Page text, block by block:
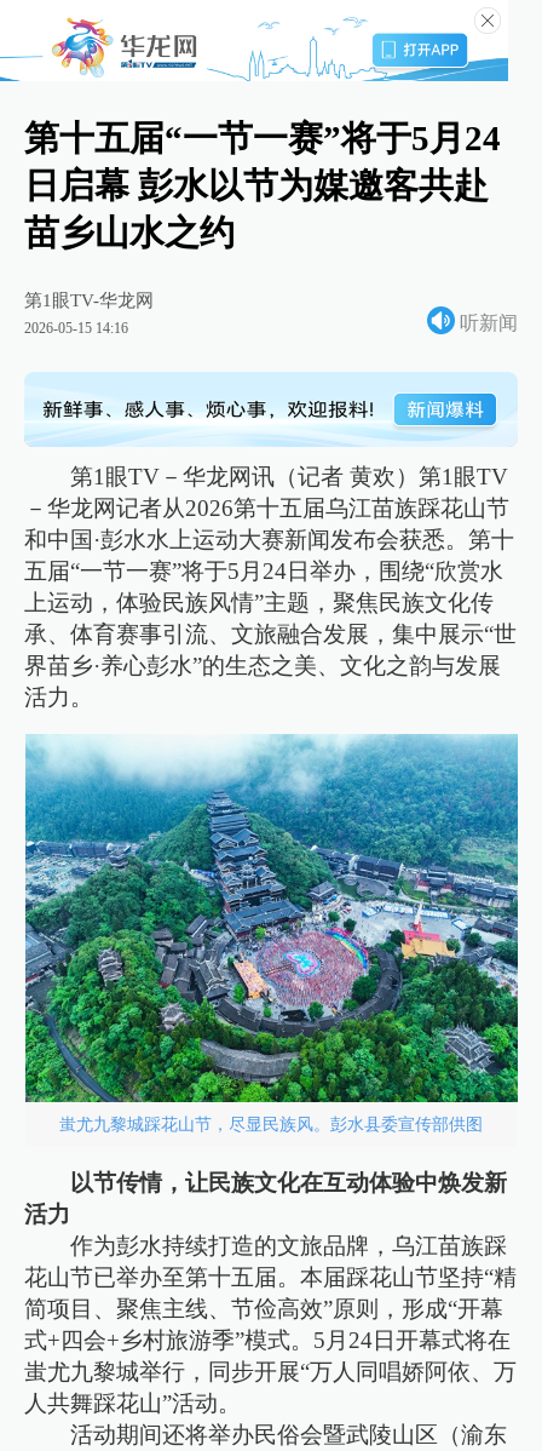
第十五届“一节一赛”将于5月24
日启幕 彭水以节为媒邀客共赴
苗乡山水之约
第1眼TV-华龙网
2026-05-15 14:16 听新闻
第1眼TV－华龙网讯（记者 黄欢）第1眼TV
－华龙网记者从2026第十五届乌江苗族踩花山节
和中国·彭水水上运动大赛新闻发布会获悉。第十
五届“一节一赛”将于5月24日举办，围绕“欣赏水
上运动，体验民族风情”主题，聚焦民族文化传
承、体育赛事引流、文旅融合发展，集中展示“世
界苗乡·养心彭水”的生态之美、文化之韵与发展
活力。
蚩尤九黎城踩花山节，尽显民族风。彭水县委宣传部供图
以节传情，让民族文化在互动体验中焕发新
活力
作为彭水持续打造的文旅品牌，乌江苗族踩
花山节已举办至第十五届。本届踩花山节坚持“精
简项目、聚焦主线、节俭高效”原则，形成“开幕
式+四会+乡村旅游季”模式。5月24日开幕式将在
蚩尤九黎城举行，同步开展“万人同唱娇阿依、万
人共舞踩花山”活动。
活动期间还将举办民俗会暨武陵山区（渝东